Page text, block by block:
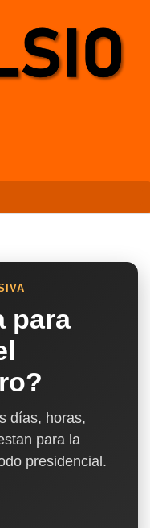
para
días, horas,
para la
presidencial.